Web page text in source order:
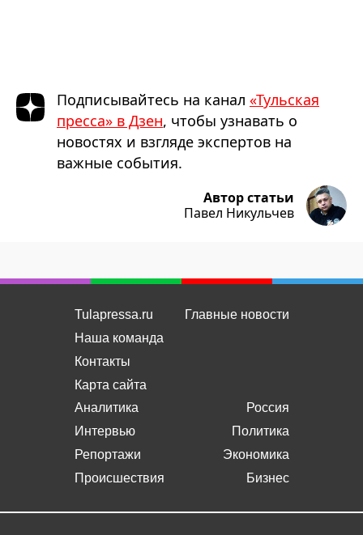
Подписывайтесь на канал «Тульская
пресса» в Дзен, чтобы узнавать о
новостях и взгляде экспертов на
важные события.
Автор статьи
Павел Никульчев
Tulapressa.ru
Наша команда
Контакты
Карта сайта
Главные новости
Аналитика
Интервью
Репортажи
Происшествия
Россия
Политика
Экономика
Бизнес